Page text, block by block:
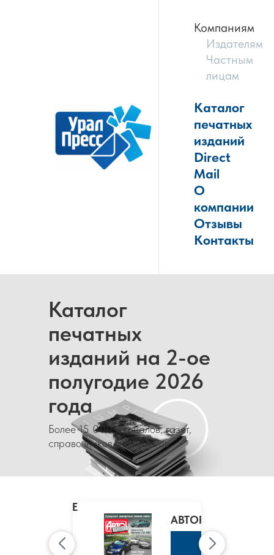
Компаниям
Издателям
Частным
лицам
Каталог
печатных
изданий
Direct
Mail
О
компании
Отзывы
Контакты
Каталог
печатных
изданий на 2-ое
полугодие 2026
года
Более 15 000 журналов, газет,
справочников и каталогов
CLAIRE
МАРИ
КЛЭР
АВТОРЕВЮ
К